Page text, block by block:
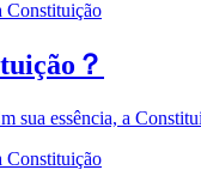
Constituição
？
sua essência, a
Constituição